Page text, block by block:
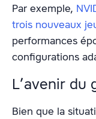
Par exemple,
trois nouveaux
performances
configurations
L’avenir du
Bien que la